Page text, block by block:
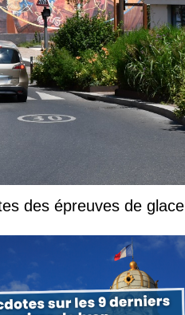
des épreuves de glace